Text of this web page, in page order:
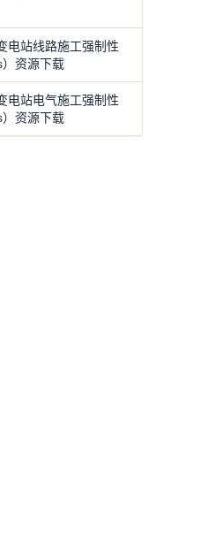
电站线路施工强制性
资源下载
电站电气施工强制性
资源下载